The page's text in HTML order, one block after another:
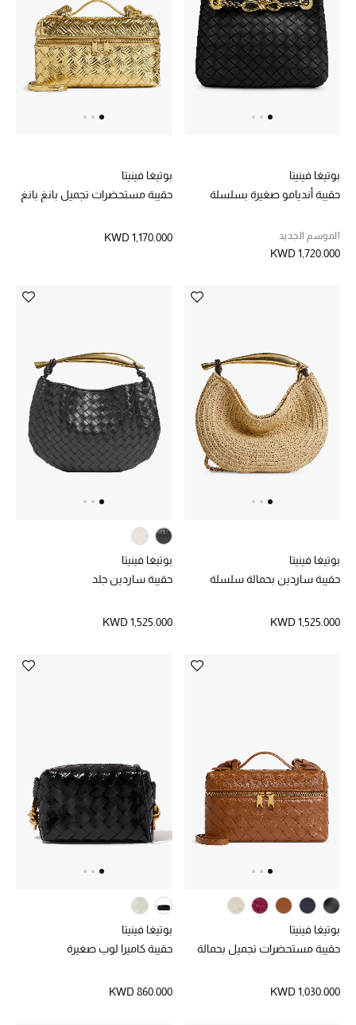
بوتيغا فينيتا
حقيبة أنديامو صغيرة بسلسلة
الموسم الجديد
KWD 1,720.000
بوتيغا فينيتا
حقيبة مستحضرات تجميل بانغ بانغ
KWD 1,170.000
بوتيغا فينيتا
حقيبة ساردين بحمالة سلسلة
KWD 1,525.000
بوتيغا فينيتا
حقيبة ساردين جلد
KWD 1,525.000
بوتيغا فينيتا
حقيبة مستحضرات تجميل بحمالة
KWD 1,030.000
بوتيغا فينيتا
حقيبة كاميرا لوب صغيرة
KWD 860.000